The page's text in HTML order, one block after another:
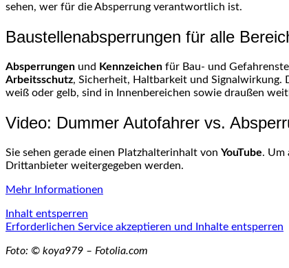
sehen, wer für die Absperrung verantwortlich ist.
Baustellenabsperrungen für alle
Absperrungen und Kennzeichen für Bau- und
Arbeitsschutz, Sicherheit, Haltbarkeit und Signalwirkung.
weiß oder gelb, sind in Innenbereichen sowie draußen
Video: Dummer Autofahrer vs.
Sie sehen gerade einen Platzhalterinhalt von YouTube. Um
Drittanbieter weitergegeben werden.
Mehr Informationen
Inhalt entsperren
Erforderlichen Service akzeptieren und Inhalte entsperren
Foto: © koya979 – Fotolia.com